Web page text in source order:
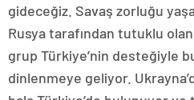
gideceğiz. Savaş zorluğu
Rusya tarafından tutuklu
grup Türkiye’nin desteğiyle
dinlenmeye geliyor.